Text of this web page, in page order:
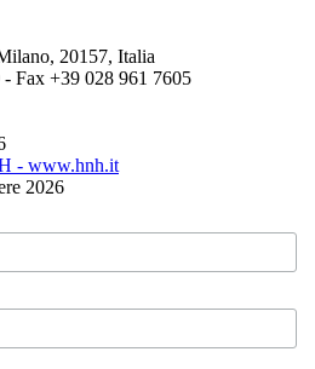
20157, Italia
Fax +39 028 961 7605
- www.hnh.it
2026